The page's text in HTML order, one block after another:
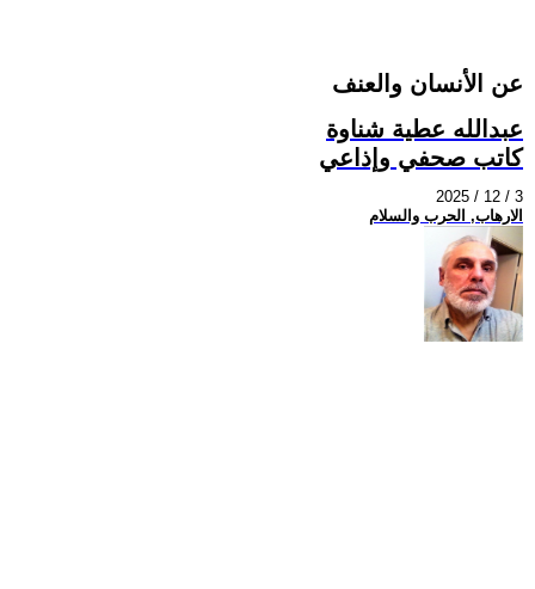
عن الأنسان والعنف
عبدالله عطية شناوة
كاتب صحفي وإذاعي
2025 / 12 / 3
الارهاب, الحرب والسلام